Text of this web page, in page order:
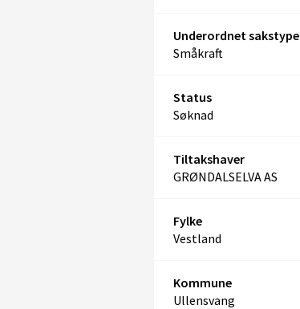
Underordnet sakstype
Småkraft
Status
Søknad
Tiltakshaver
GRØNDALSELVA AS
Fylke
Vestland
Kommune
Ullensvang